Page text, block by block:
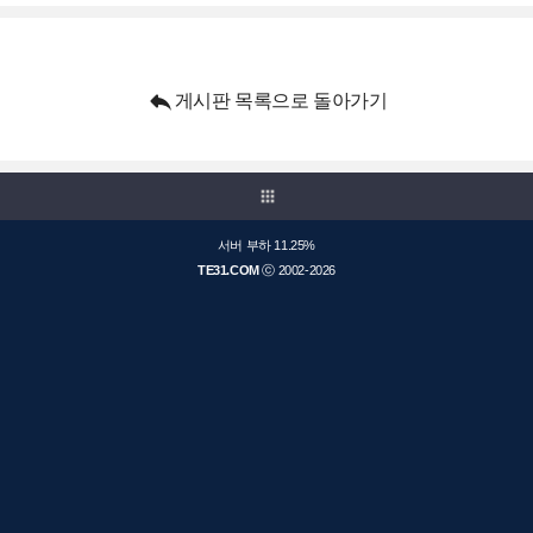
 게시판 목록으로 돌아가기
apps
서버 부하 11.25%
TE31.COMⓒ 2002-2026